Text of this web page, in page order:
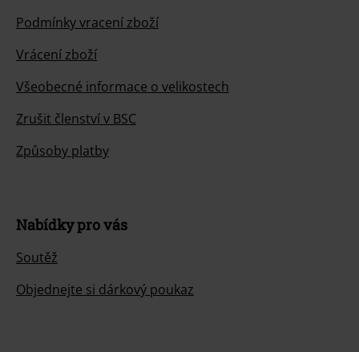
Podmínky vracení zboží
Vrácení zboží
Všeobecné informace o velikostech
Zrušit členství v BSC
Způsoby platby
Nabídky pro vás
Soutěž
Objednejte si dárkový poukaz